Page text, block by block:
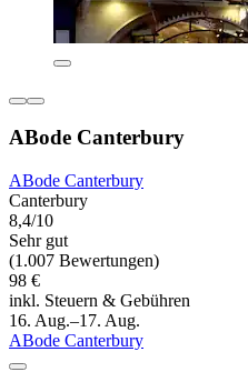
ABode Canterbury
ABode Canterbury
Canterbury
8,4/10
Sehr gut
(1.007 Bewertungen)
98 €
inkl. Steuern & Gebühren
16. Aug.–17. Aug.
ABode Canterbury